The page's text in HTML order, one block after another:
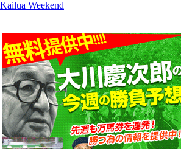
Kailua Weekend